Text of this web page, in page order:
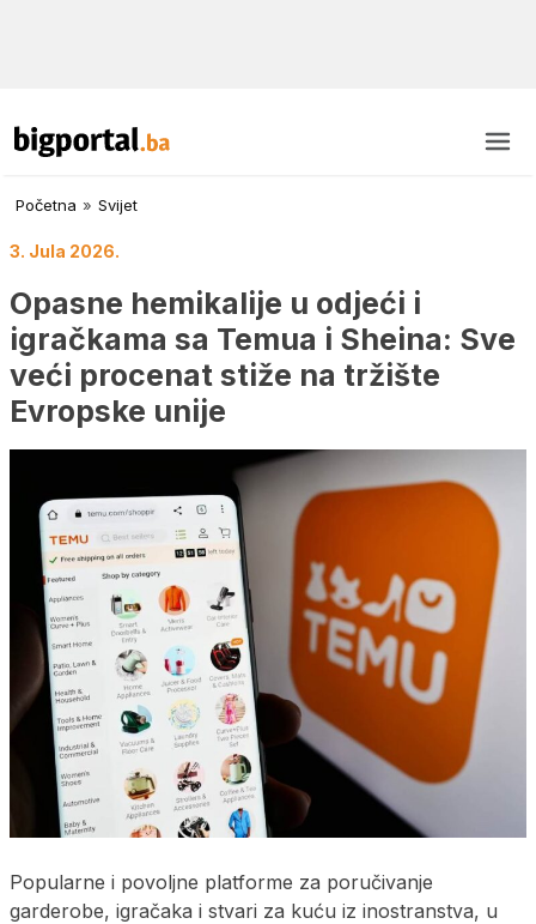
Početna » Svijet
3. Jula 2026.
Opasne hemikalije u odjeći i
igračkama sa Temua i Sheina: Sve
veći procenat stiže na tržište
Evropske unije
Popularne i povoljne platforme za poručivanje
garderobe, igračaka i stvari za kuću iz inostranstva, u